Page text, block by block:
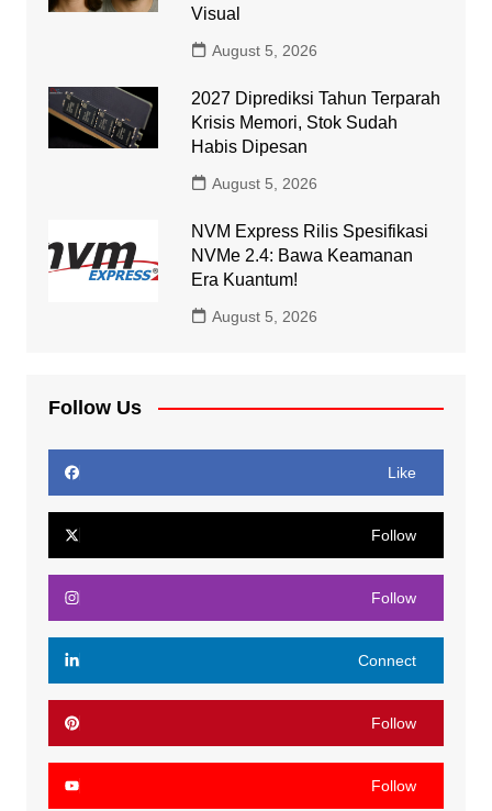
Visual
August 5, 2026
2027 Diprediksi Tahun Terparah
Krisis Memori, Stok Sudah
Habis Dipesan
August 5, 2026
NVM Express Rilis Spesifikasi
NVMe 2.4: Bawa Keamanan
Era Kuantum!
August 5, 2026
Follow Us
Like
Follow
Follow
Connect
Follow
Follow